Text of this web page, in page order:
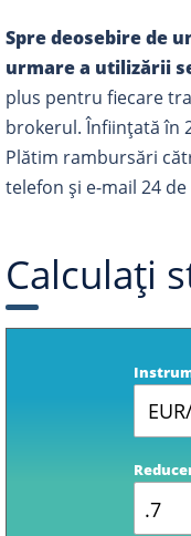
Spre deosebire de
urmare a utilizării
plus pentru fiecare
brokerul. Înființată în
Plătim rambursări
telefon și e-mail 24
Calculați